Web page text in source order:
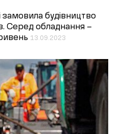
замовила будівництво
Серед обладнання –
13.09.2023